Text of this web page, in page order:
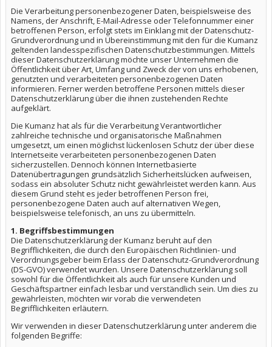
Die Verarbeitung personenbezogener Daten, beispielsweise des
Namens, der Anschrift, E-Mail-Adresse oder Telefonnummer einer
betroffenen Person, erfolgt stets im Einklang mit der Datenschutz-
Grundverordnung und in Übereinstimmung mit den für die Kumanz
geltenden landesspezifischen Datenschutzbestimmungen. Mittels
dieser Datenschutzerklärung möchte unser Unternehmen die
Öffentlichkeit über Art, Umfang und Zweck der von uns erhobenen,
genutzten und verarbeiteten personenbezogenen Daten
informieren. Ferner werden betroffene Personen mittels dieser
Datenschutzerklärung über die ihnen zustehenden Rechte
aufgeklärt.
Die Kumanz hat als für die Verarbeitung Verantwortlicher
zahlreiche technische und organisatorische Maßnahmen
umgesetzt, um einen möglichst lückenlosen Schutz der über diese
Internetseite verarbeiteten personenbezogenen Daten
sicherzustellen. Dennoch können Internetbasierte
Datenübertragungen grundsätzlich Sicherheitslücken aufweisen,
sodass ein absoluter Schutz nicht gewährleistet werden kann. Aus
diesem Grund steht es jeder betroffenen Person frei,
personenbezogene Daten auch auf alternativen Wegen,
beispielsweise telefonisch, an uns zu übermitteln.
1. Begriffsbestimmungen
Die Datenschutzerklärung der Kumanz beruht auf den
Begrifflichkeiten, die durch den Europäischen Richtlinien- und
Verordnungsgeber beim Erlass der Datenschutz-Grundverordnung
(DS-GVO) verwendet wurden. Unsere Datenschutzerklärung soll
sowohl für die Öffentlichkeit als auch für unsere Kunden und
Geschäftspartner einfach lesbar und verständlich sein. Um dies zu
gewährleisten, möchten wir vorab die verwendeten
Begrifflichkeiten erläutern.
Wir verwenden in dieser Datenschutzerklärung unter anderem die
folgenden Begriffe: